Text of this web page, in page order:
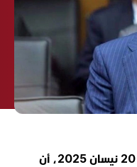
أعلنت وزارة الخارجية الإيرانية، الأحد 20 نيسان 2025، أن